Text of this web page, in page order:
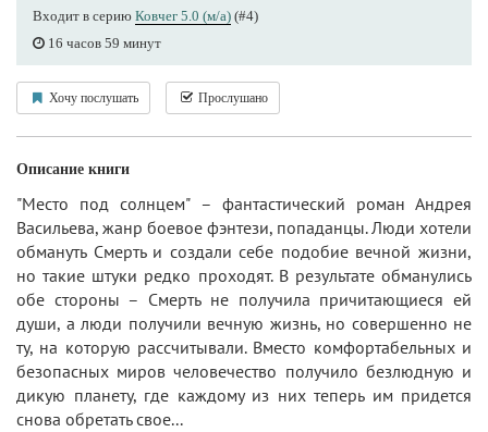
Входит в серию Ковчег 5.0 (м/а) (#4)
16 часов 59 минут
Хочу послушать Прослушано
Описание книги
"Место под солнцем" – фантастический роман Андрея
Васильева, жанр боевое фэнтези, попаданцы. Люди хотели
обмануть Смерть и создали себе подобие вечной жизни,
но такие штуки редко проходят. В результате обманулись
обе стороны – Смерть не получила причитающиеся ей
души, а люди получили вечную жизнь, но совершенно не
ту, на которую рассчитывали. Вместо комфортабельных и
безопасных миров человечество получило безлюдную и
дикую планету, где каждому из них теперь им придется
снова обретать свое...